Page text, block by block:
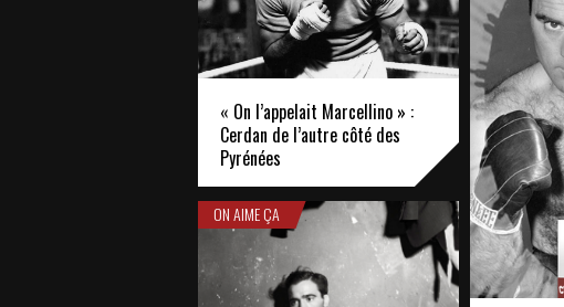
« On l’appelait Marcellino » :
Cerdan de l’autre côté des
Pyrénées
ON AIME ÇA